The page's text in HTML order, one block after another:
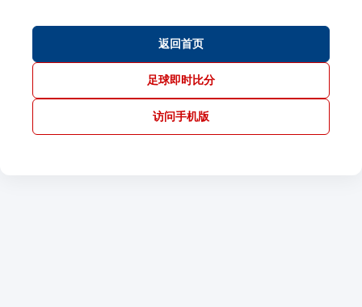
返回首页
足球即时比分
访问手机版